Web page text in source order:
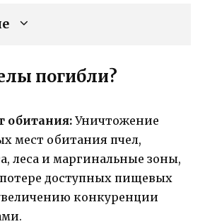
погибли?
обитания: Уничтожение
мест обитания пчел,
леса и маргинальные зоны,
доступных пищевых
конкуренции